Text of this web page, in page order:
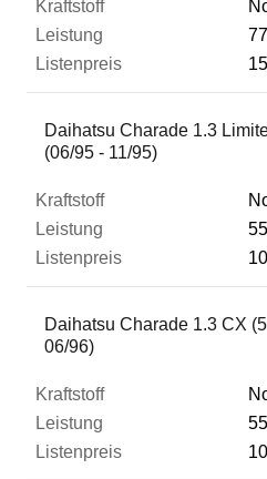
Daihatsu Charade 1.3
(06/95 - 11/95)
Daihatsu Charade 1.3 CX
06/96)